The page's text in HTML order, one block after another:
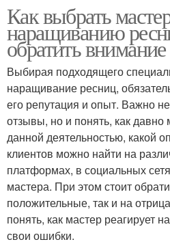
Как выбрать
наращиванию
обратить внимание
Выбирая подходящего
наращивание ресниц,
его репутация и опыт. Важно
отзывы, но и понять, как давно
данной деятельностью, какой
клиентов можно найти на
платформах, в социальных
мастера. При этом стоит
положительные, так и на
понять, как мастер реагирует
свои ошибки.